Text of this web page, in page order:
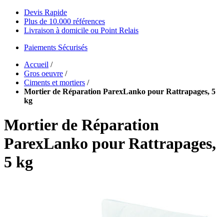
Devis Rapide
Plus de 10.000 références
Livraison à domicile ou Point Relais
Paiements Sécurisés
Accueil /
Gros oeuvre /
Ciments et mortiers /
Mortier de Réparation ParexLanko pour Rattrapages, 5
kg
Mortier de Réparation
ParexLanko pour Rattrapages,
5 kg